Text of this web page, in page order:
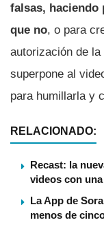
falsas, haciendo
que no, o para
autorización de
superpone al
para humillarla y
RELACIONADO:
Recast: la
videos con
La App de
menos de